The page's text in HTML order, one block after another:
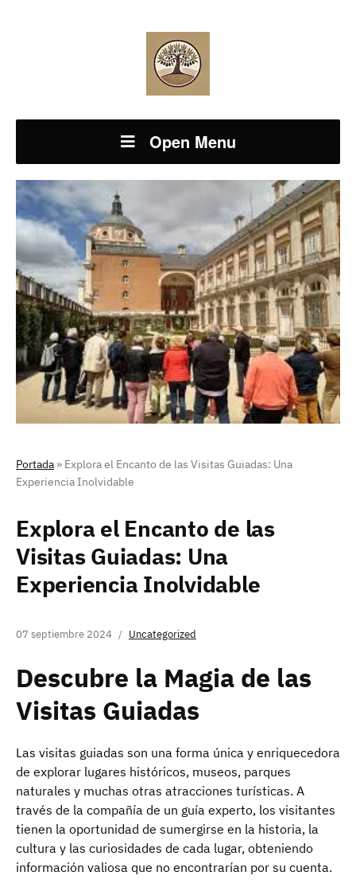
Open Menu
Portada » Explora el Encanto de las Visitas Guiadas: Una
Experiencia Inolvidable
Explora el Encanto de las
Visitas Guiadas: Una
Experiencia Inolvidable
07 septiembre 2024 Uncategorized
Descubre la Magia de las
Visitas Guiadas
Las visitas guiadas son una forma única y enriquecedora
de explorar lugares históricos, museos, parques
naturales y muchas otras atracciones turísticas. A
través de la compañía de un guía experto, los visitantes
tienen la oportunidad de sumergirse en la historia, la
cultura y las curiosidades de cada lugar, obteniendo
información valiosa que no encontrarían por su cuenta.